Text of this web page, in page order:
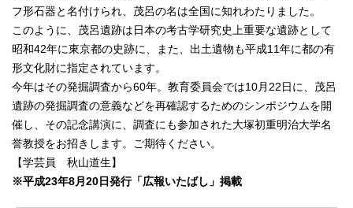
フ形石器と名付けられ、茂呂の名は全国に知れわたりました。
このように、茂呂遺跡は日本の考古学研究史上重要な遺跡として
昭和42年に東京都の史跡に、また、出土遺物も平成11年に都の有
形文化財に指定されています。
今年はその発掘調査から60年。教育委員会では10月22日に、茂呂
遺跡の発掘調査の意義などを再確認するためのシンポジウムを開
催し、その記念講演に、調査にも参加された大塚初重明治大学名
誉教授をお招きします。ご期待ください。
【学芸員 秋山道生】
※平成23年8月20日発行「広報いたばし」掲載